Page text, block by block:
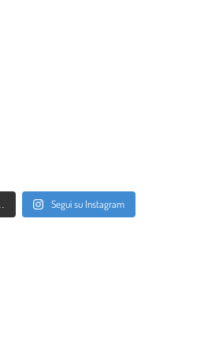
Segui su Instagram